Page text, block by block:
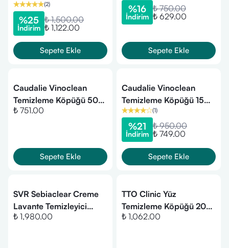
385 ml - Akne
temizleyici jel
(2)
%25
İndirim
₺ 1,500.00
₺ 1,122.00
Sepete Ekle
Temizleme Köpüğü 50
ml
%16
İndirim
₺ 750.00
₺ 629.00
Sepete Ekle
Caudalie Vinoclean
Temizleme Köpüğü 50
ml
₺ 751.00
Sepete Ekle
Caudalie Vinoclean
Temizleme Köpüğü 150
ml
(1)
%21
İndirim
₺ 950.00
₺ 749.00
Sepete Ekle
SVR Sebiaclear Creme
Lavante Temizleyici
Krem 400 ml
₺ 1,980.00
TTO Clinic Yüz
Temizleme Köpüğü 200
ml
₺ 1,062.00